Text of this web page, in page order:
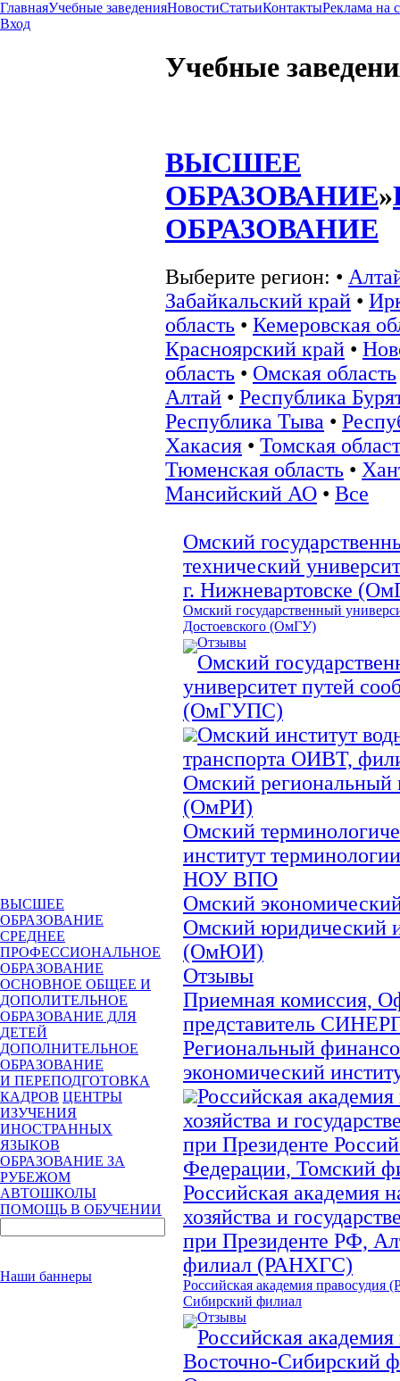
ГлавнаяУчебные заведенияНовостиСтатьиКонтактыРеклама на
Вход
ВЫСШЕЕ
ОБРАЗОВАНИЕ
СРЕДНЕЕ
ПРОФЕССИОНАЛЬНОЕ
ОБРАЗОВАНИЕ
ОСНОВНОЕ ОБЩЕЕ И
ДОПОЛИТЕЛЬНОЕ
ОБРАЗОВАНИЕ ДЛЯ
ДЕТЕЙ
ДОПОЛНИТЕЛЬНОЕ
ОБРАЗОВАНИЕ
И ПЕРЕПОДГОТОВКА
КАДРОВ ЦЕНТРЫ
ИЗУЧЕНИЯ
ИНОСТРАННЫХ
ЯЗЫКОВ
ОБРАЗОВАНИЕ ЗА
РУБЕЖОМ
АВТОШКОЛЫ
ПОМОЩЬ В ОБУЧЕНИИ
Наши баннеры
Учебные
ВЫСШЕЕ
ОБРАЗОВАНИЕ»
ОБРАЗОВАНИЕ
Выберите регион: •
Забайкальский край •
область • Кемеровская
Красноярский край •
область • Омская область
Алтай • Республика
Республика Тыва •
Хакасия • Томская
Тюменская область •
Мансийский АО • Все
Омский
технический
г. Нижневартовске
Омский государственный
Достоевского (ОмГУ)
Отзывы
Омский
университет путей
(ОмГУПС)
Омский институт
транспорта ОИВТ,
Омский региональный
(ОмРИ)
Омский
институт
НОУ ВПО
Омский
Омский юридический
(ОмЮИ)
Отзывы
Приемная комиссия,
представитель
Региональный
экономический
Российская академия
хозяйства и
при Президенте
Федерации, Томский
Российская академия
хозяйства и
при Президенте РФ,
филиал (РАНХГС)
Российская академия правосудия
Сибирский филиал
Отзывы
Российская академия
Восточно-Сибирский